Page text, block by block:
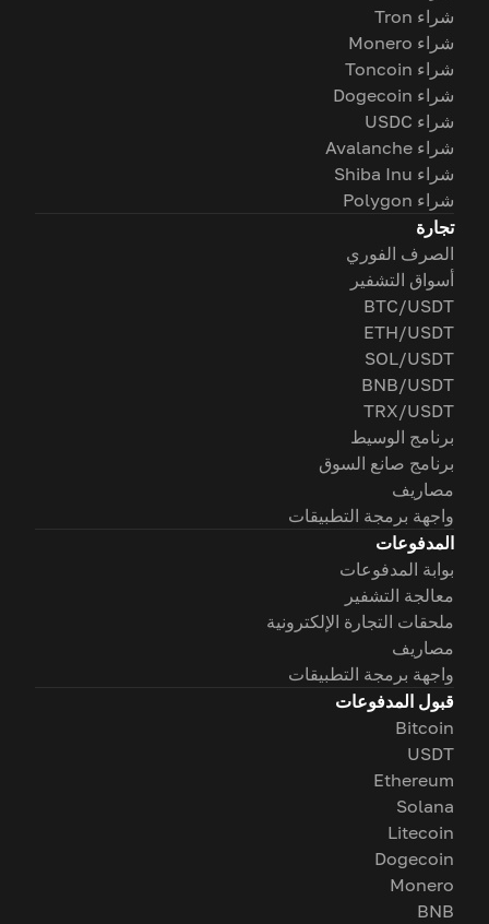
شراء Tron
شراء Monero
شراء Toncoin
شراء Dogecoin
شراء USDC
شراء Avalanche
شراء Shiba Inu
شراء Polygon
تجارة
الصرف الفوري
أسواق التشفير
BTC/USDT
ETH/USDT
SOL/USDT
BNB/USDT
TRX/USDT
برنامج الوسيط
برنامج صانع السوق
مصاريف
واجهة برمجة التطبيقات
المدفوعات
بوابة المدفوعات
معالجة التشفير
ملحقات التجارة الإلكترونية
مصاريف
واجهة برمجة التطبيقات
قبول المدفوعات
Bitcoin
USDT
Ethereum
Solana
Litecoin
Dogecoin
Monero
BNB